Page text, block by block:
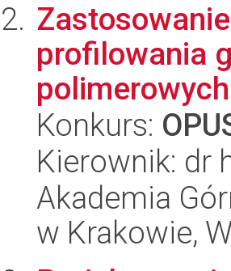
profilowania
Konkurs:
Kierownik: dr
Akademia
w Krakowie,